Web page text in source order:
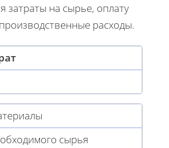
затраты на сырье, оплату
расходы.
сырья